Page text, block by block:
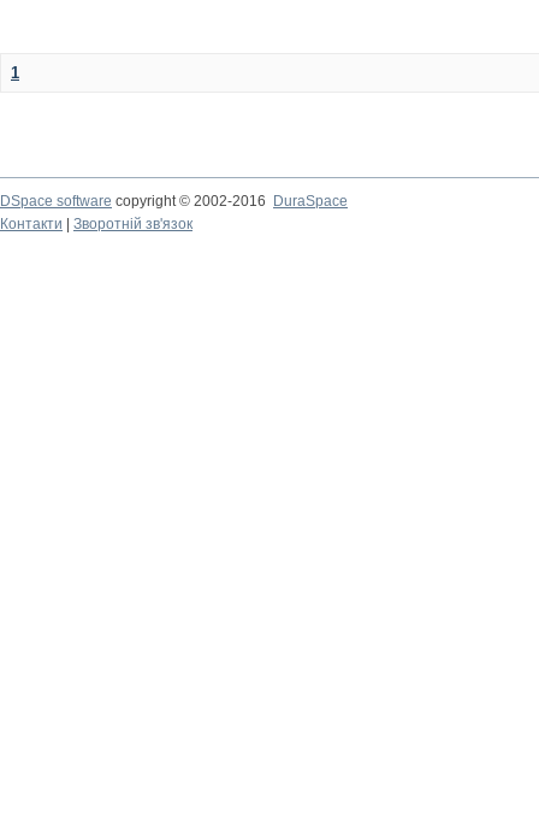
1
DSpace software copyright © 2002-2016
DuraSpace
Контакти
Зворотній зв'язок